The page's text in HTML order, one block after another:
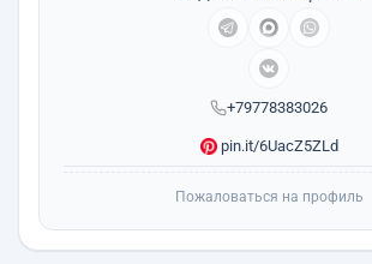
+79778383026
pin.it/6UacZ5ZLd
Пожаловаться на профиль